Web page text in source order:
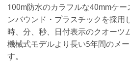
100m防水のカラフルな40mmケ
ンバウンド・プラスチックを採用
時、分、秒、日付表示のクオーツ
機械式モデルより長い5年間のメ
す。